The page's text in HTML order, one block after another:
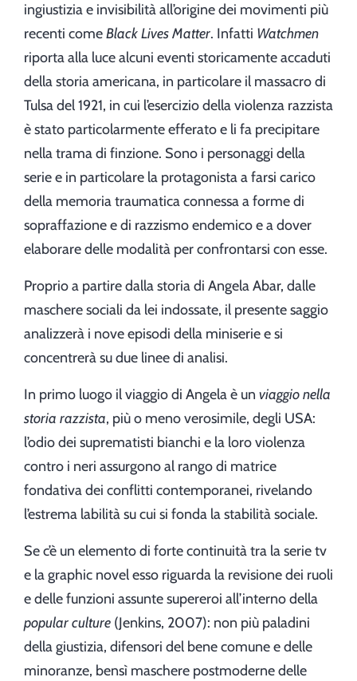
ingiustizia e invisibilità all’origine dei movimenti più
recenti comeBlack Lives Matter. Infatti Watchmen
riporta alla luce alcuni eventi storicamente accaduti
della storia americana, in particolare il massacro di
Tulsa del 1921, in cui l’esercizio della violenza razzista
è stato particolarmente efferato e li fa precipitare
nella trama di finzione. Sono i personaggi della
serie e in particolare la protagonista a farsi carico
della memoria traumatica connessa a forme di
sopraffazione e di razzismo endemico e a dover
elaborare delle modalità per confrontarsi con esse.
Proprio a partire dalla storia di Angela Abar, dalle
maschere sociali da lei indossate, il presente saggio
analizzerà i nove episodi della miniserie e si
concentrerà su due linee di analisi.
In primo luogo il viaggio di Angela è un viaggio nella
storia razzista, più o meno verosimile, degli USA:
l’odio dei suprematisti bianchi e la loro violenza
contro i neri assurgono al rango di matrice
fondativa dei conflitti contemporanei, rivelando
l’estrema labilità su cui si fonda la stabilità sociale.
Se c’è un elemento di forte continuità tra la serie tv
e la graphic novel esso riguarda la revisione dei ruoli
e delle funzioni assunte supereroi all’interno della
popular culture (Jenkins, 2007): non più paladini
della giustizia, difensori del bene comune e delle
minoranze, bensì maschere postmoderne delle